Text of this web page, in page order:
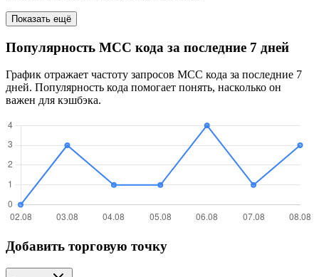
Показать ещё
Популярность MCC кода за последние 7 дней
График отражает частоту запросов MCC кода за последние 7
дней. Популярность кода помогает понять, насколько он
важен для кэшбэка.
Добавить торговую точку